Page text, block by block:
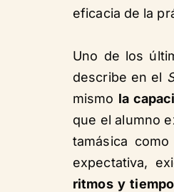
eficacia de la
Uno de los
describe en el
mismo la
que el alumno
tamásica
expectativa,
ritmos y